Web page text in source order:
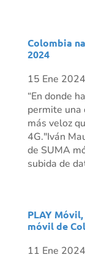
Colombia
2024
15 Ene 2024
“En donde
permite una
más veloz
4G."Iván
de SUMA
subida de
PLAY
móvil de
11 Ene 2024